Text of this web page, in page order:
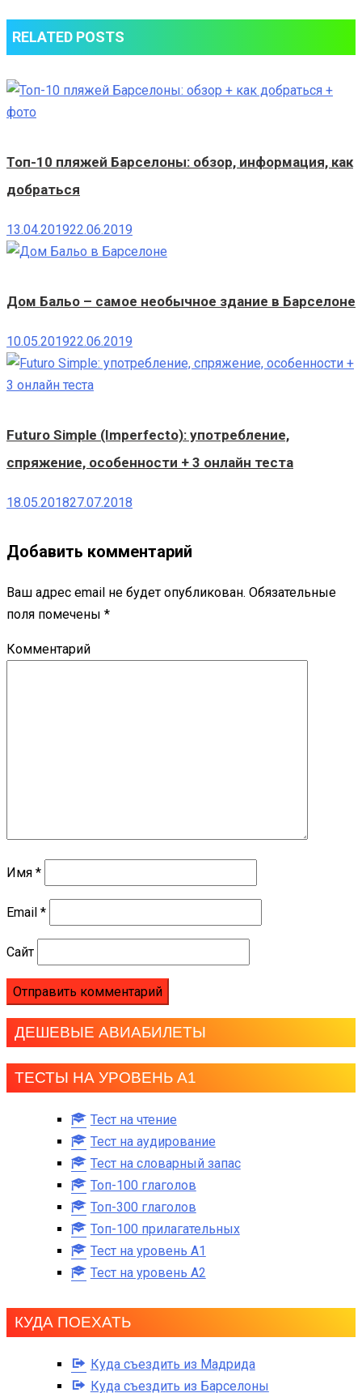
RELATED POSTS
Топ-10 пляжей Барселоны: обзор, информация, как
добраться
13.04.201922.06.2019
Дом Бальо – самое необычное здание в Барселоне
10.05.201922.06.2019
Futuro Simple (Imperfecto): употребление,
спряжение, особенности + 3 онлайн теста
18.05.201827.07.2018
Добавить комментарий
Ваш адрес email не будет опубликован. Обязательные
поля помечены *
Комментарий
Имя *
Email *
Сайт
ДЕШЕВЫЕ АВИАБИЛЕТЫ
ТЕСТЫ НА УРОВЕНЬ А1
Тест на чтение
Тест на аудирование
Тест на словарный запас
Топ-100 глаголов
Топ-300 глаголов
Топ-100 прилагательных
Тест на уровень A1
Тест на уровень A2
КУДА ПОЕХАТЬ
Куда съездить из Мадрида
Куда съездить из Барселоны